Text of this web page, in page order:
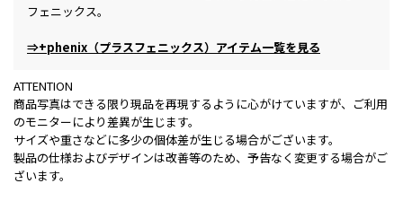
フェニックス。
⇒+phenix（プラスフェニックス）アイテム一覧を見る
ATTENTION
商品写真はできる限り現品を再現するように心がけていますが、ご利用
のモニターにより差異が生じます。
サイズや重さなどに多少の個体差が生じる場合がございます。
製品の仕様およびデザインは改善等のため、予告なく変更する場合がご
ざいます。